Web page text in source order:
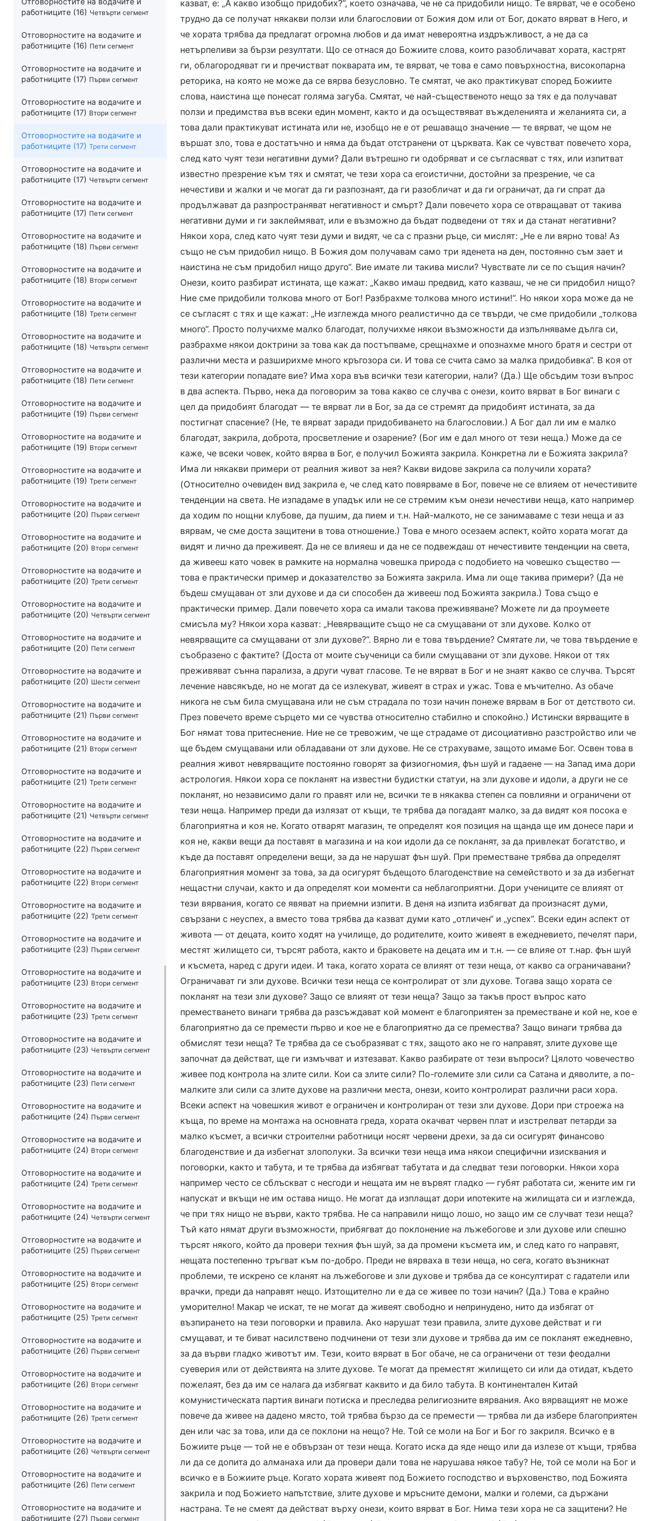
работниците (16) Четвърти сегмент
Отговорностите на водачите и
работниците (16) Пети сегмент
Отговорностите на водачите и
работниците (17) Първи сегмент
Отговорностите на водачите и
работниците (17) Втори сегмент
Отговорностите на водачите и
работниците (17) Трети сегмент
Отговорностите на водачите и
работниците (17) Четвърти сегмент
Отговорностите на водачите и
работниците (17) Пети сегмент
Отговорностите на водачите и
работниците (18) Първи сегмент
Отговорностите на водачите и
работниците (18) Втори сегмент
Отговорностите на водачите и
работниците (18) Трети сегмент
Отговорностите на водачите и
работниците (18) Четвърти сегмент
Отговорностите на водачите и
работниците (18) Пети сегмент
Отговорностите на водачите и
работниците (19) Първи сегмент
Отговорностите на водачите и
работниците (19) Втори сегмент
Отговорностите на водачите и
работниците (19) Трети сегмент
Отговорностите на водачите и
работниците (20) Първи сегмент
Отговорностите на водачите и
работниците (20) Втори сегмент
Отговорностите на водачите и
работниците (20) Трети сегмент
Отговорностите на водачите и
работниците (20) Четвърти сегмент
Отговорностите на водачите и
работниците (20) Пети сегмент
Отговорностите на водачите и
работниците (20) Шести сегмент
Отговорностите на водачите и
работниците (21) Първи сегмент
Отговорностите на водачите и
работниците (21) Втори сегмент
Отговорностите на водачите и
работниците (21) Трети сегмент
Отговорностите на водачите и
работниците (21) Четвърти сегмент
Отговорностите на водачите и
работниците (22) Първи сегмент
Отговорностите на водачите и
работниците (22) Втори сегмент
Отговорностите на водачите и
работниците (22) Трети сегмент
Отговорностите на водачите и
работниците (23) Първи сегмент
Отговорностите на водачите и
работниците (23) Втори сегмент
Отговорностите на водачите и
работниците (23) Трети сегмент
Отговорностите на водачите и
работниците (23) Четвърти сегмент
Отговорностите на водачите и
работниците (23) Пети сегмент
Отговорностите на водачите и
работниците (24) Първи сегмент
Отговорностите на водачите и
работниците (24) Втори сегмент
Отговорностите на водачите и
работниците (24) Трети сегмент
Отговорностите на водачите и
работниците (24) Четвърти сегмент
Отговорностите на водачите и
работниците (25) Първи сегмент
Отговорностите на водачите и
работниците (25) Втори сегмент
Отговорностите на водачите и
работниците (25) Трети сегмент
Отговорностите на водачите и
работниците (26) Първи сегмент
Отговорностите на водачите и
работниците (26) Втори сегмент
Отговорностите на водачите и
работниците (26) Трети сегмент
Отговорностите на водачите и
работниците (26) Четвърти сегмент
Отговорностите на водачите и
работниците (26) Пети сегмент
Отговорностите на водачите и
работниците (27) Първи сегмент